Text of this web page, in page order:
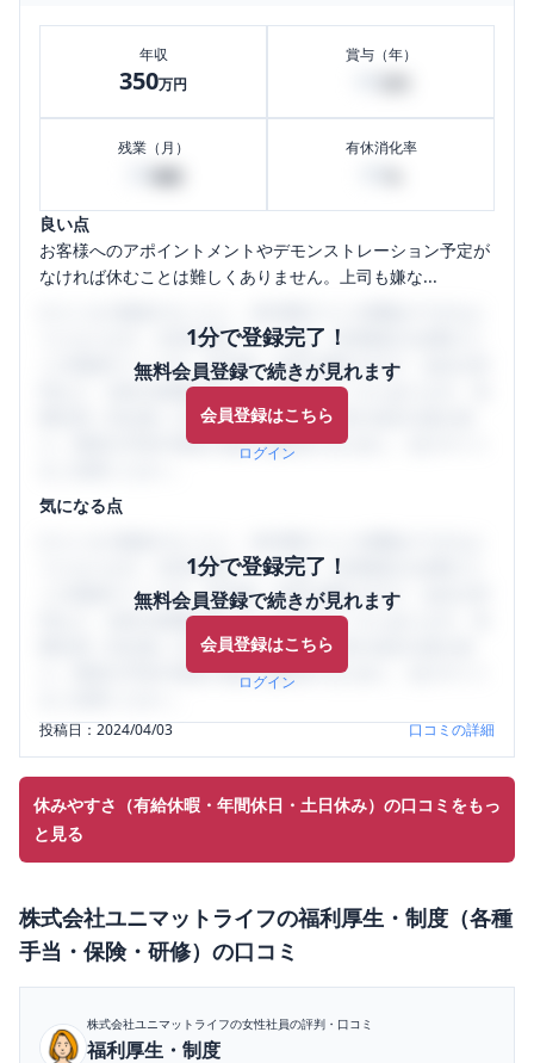
年収
350万円
賞与（年）
残業（月） 有休消化率
良い点
お客様へのアポイントメントやデモンストレーション予定が
なければ休むことは難しくありません。上司も嫌な...
1分で登録完了！
無料会員登録で続きが見れます
会員登録はこちら
ログイン
うになります。SHEHUB(シーハブ)は、女性限定の企業口コ
ミの投稿サイトです。給与面・女性の働きやすさ・会社の評
判など、女性の転職は気にすべき点がたくさんあります。先
輩社員（元社員）の口コミを通して、本当の会社の姿を知
り、将来の不安や現在の悩みを解消するために、ぜひサイト
気になる点
1分で登録完了！
無料会員登録で続きが見れます
会員登録はこちら
ログイン
うになります。SHEHUB(シーハブ)は、女性限定の企業口コ
ミの投稿サイトです。給与面・女性の働きやすさ・会社の評
判など、女性の転職は気にすべき点がたくさんあります。先
輩社員（元社員）の口コミを通して、本当の会社の姿を知
り、将来の不安や現在の悩みを解消するために、ぜひサイト
投稿日：2024/04/03 口コミの詳細
休みやすさ（有給休暇・年間休日・土日休み）の口コミをもっ
と見る
株式会社ユニマットライフの福利厚生・制度（各種
手当・保険・研修） の口コミ
株式会社ユニマットライフの女性社員の評判・口コミ
福利厚生・制度